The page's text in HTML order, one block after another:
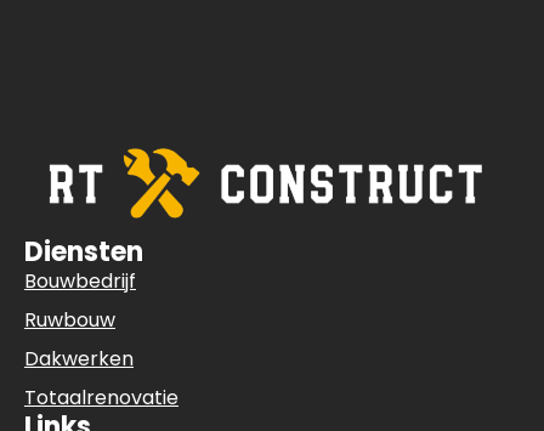
Diensten
Bouwbedrijf
Ruwbouw
Dakwerken
Totaalrenovatie